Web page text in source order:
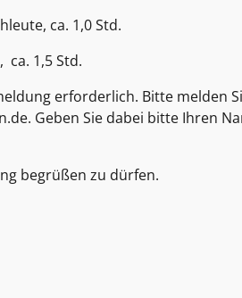
ca. 1,0 Std.
ca. 1,5 Std.
erforderlich. Bitte melden
Geben Sie dabei bitte Ihren
begrüßen zu dürfen.